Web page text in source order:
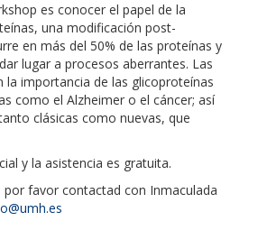
es conocer el papel de la
una modificación post-
en más del 50% de las proteínas y
lugar a procesos aberrantes. Las
la importancia de las glicoproteínas
como el Alzheimer o el cáncer; así
clásicas como nuevas, que
y la asistencia es gratuita.
favor contactad con Inmaculada